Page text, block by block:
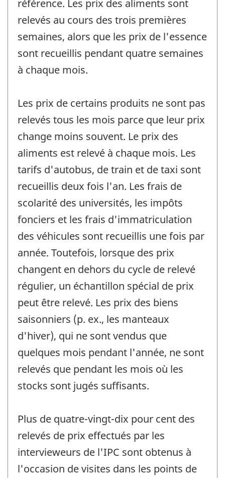
référence. Les prix des aliments sont
relevés au cours des trois premières
semaines, alors que les prix de l'essence
sont recueillis pendant quatre semaines
à chaque mois.
Les prix de certains produits ne sont pas
relevés tous les mois parce que leur prix
change moins souvent. Le prix des
aliments est relevé à chaque mois. Les
tarifs d'autobus, de train et de taxi sont
recueillis deux fois l'an. Les frais de
scolarité des universités, les impôts
fonciers et les frais d'immatriculation
des véhicules sont recueillis une fois par
année. Toutefois, lorsque des prix
changent en dehors du cycle de relevé
régulier, un échantillon spécial de prix
peut être relevé. Les prix des biens
saisonniers (p. ex., les manteaux
d'hiver), qui ne sont vendus que
quelques mois pendant l'année, ne sont
relevés que pendant les mois où les
stocks sont jugés suffisants.
Plus de quatre-vingt-dix pour cent des
relevés de prix effectués par les
intervieweurs de l'IPC sont obtenus à
l'occasion de visites dans les points de